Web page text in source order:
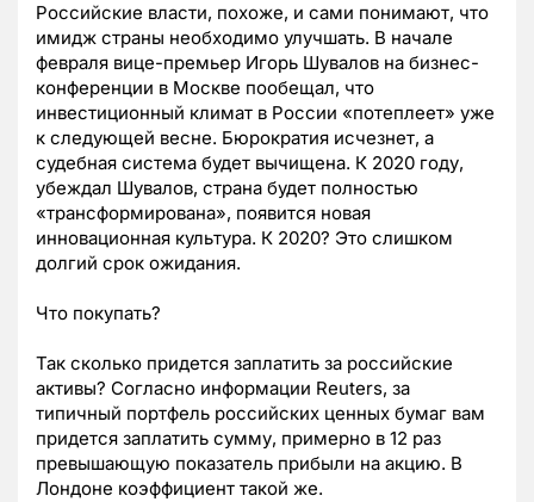
Российские власти, похоже, и сами понимают, что
имидж страны необходимо улучшать. В начале
февраля вице-премьер Игорь Шувалов на бизнес-
конференции в Москве пообещал, что
инвестиционный климат в России «потеплеет» уже
к следующей весне. Бюрократия исчезнет, а
судебная система будет вычищена. К 2020 году,
убеждал Шувалов, страна будет полностью
«трансформирована», появится новая
инновационная культура. К 2020? Это слишком
долгий срок ожидания.
Что покупать?
Так сколько придется заплатить за российские
активы? Согласно информации Reuters, за
типичный портфель российских ценных бумаг вам
придется заплатить сумму, примерно в 12 раз
превышающую показатель прибыли на акцию. В
Лондоне коэффициент такой же.